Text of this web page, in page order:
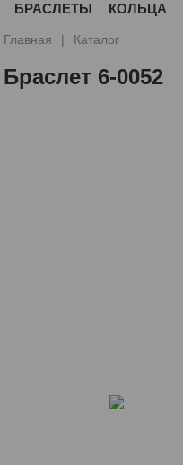
БРАСЛЕТЫ КОЛЬЦА
ДРУГОЕ
Главная Каталог
Браслет 6-0052